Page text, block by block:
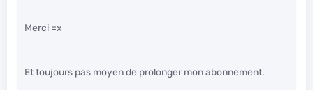
Merci =x
Et toujours pas moyen de prolonger mon abonnement.